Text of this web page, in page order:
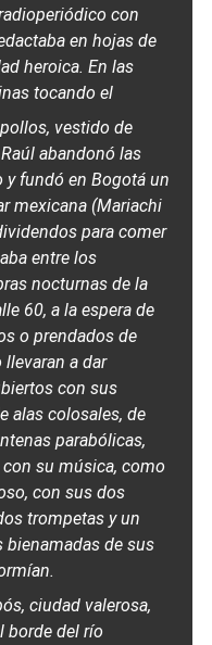
con
en hojas de
heroica. En las
tocando el
vestido de
abandonó las
fundó en Bogotá un
mexicana (Mariachi
para comer
entre los
nocturnas de la
60, a la espera de
o prendados de
llevaran a dar
con sus
alas colosales, de
parabólicas,
su música, como
con sus dos
trompetas y un
bienamadas de sus
ciudad valerosa,
borde del río